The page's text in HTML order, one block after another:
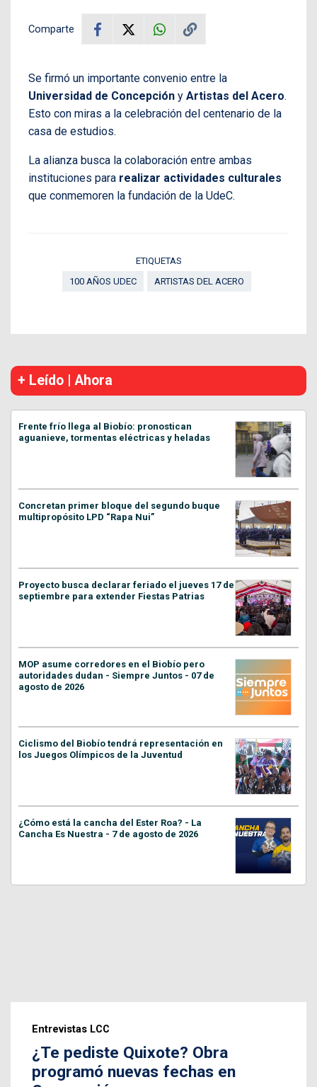
Comparte
Se firmó un importante convenio entre la
Universidad de Concepción y Artistas del Acero.
Esto con miras a la celebración del centenario de la
casa de estudios.
La alianza busca la colaboración entre ambas
instituciones para realizar actividades culturales
que conmemoren la fundación de la UdeC.
ETIQUETAS
100 AÑOS UDEC
ARTISTAS DEL ACERO
+ Leído | Ahora
Frente frío llega al Biobío: pronostican
aguanieve, tormentas eléctricas y heladas
Concretan primer bloque del segundo buque
multipropósito LPD “Rapa Nui”
Proyecto busca declarar feriado el jueves 17 de
septiembre para extender Fiestas Patrias
MOP asume corredores en el Biobío pero
autoridades dudan - Siempre Juntos - 07 de
agosto de 2026
Ciclismo del Biobío tendrá representación en
los Juegos Olímpicos de la Juventud
¿Cómo está la cancha del Ester Roa? - La
Cancha Es Nuestra - 7 de agosto de 2026
Entrevistas LCC
¿Te pediste Quixote? Obra
programó nuevas fechas en